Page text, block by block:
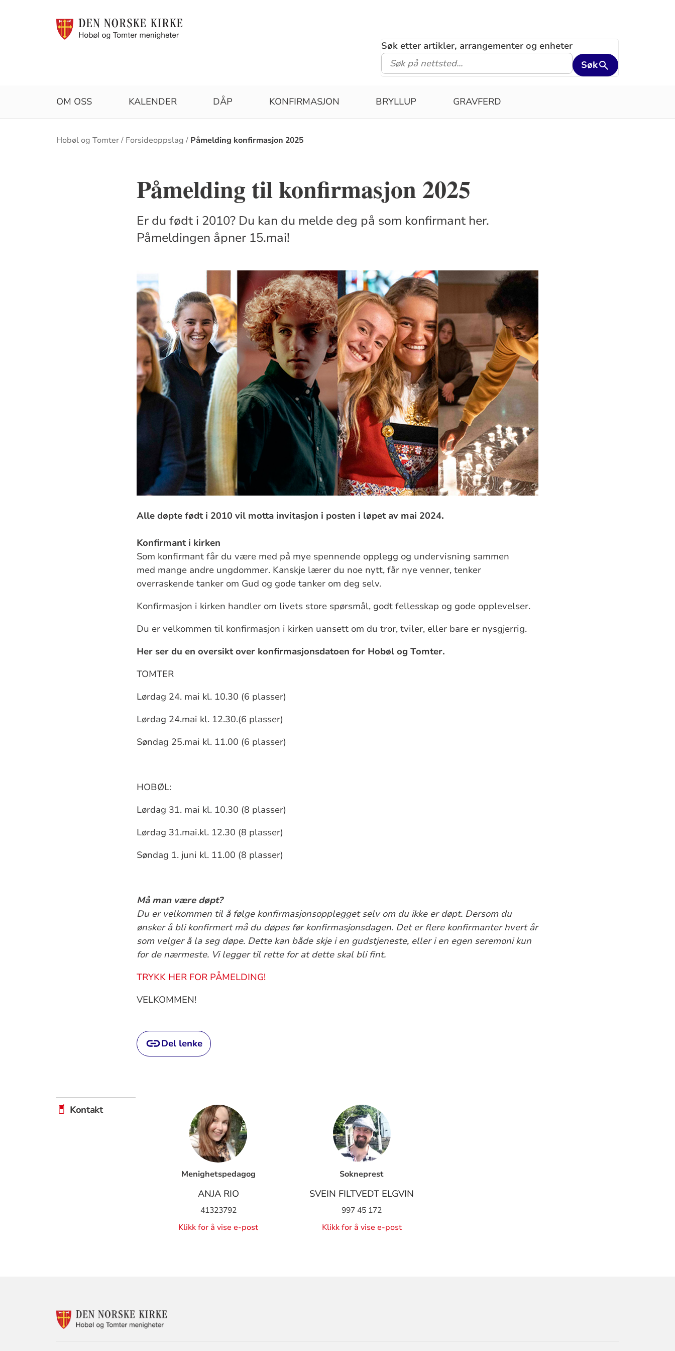
Søk etter artikler, arrangementer og enheter
Søk
OM OSS KALENDER DÅP KONFIRMASJON BRYLLUP GRAVFERD
Brødsmulesti
Hobøl og Tomter Forsideoppslag Påmelding konfirmasjon 2025
Påmelding til konfirmasjon 2025
Er du født i 2010? Du kan du melde deg på som konfirmant her.
Påmeldingen åpner 15.mai!
Alle døpte født i 2010 vil motta invitasjon i posten i løpet av mai 2024.
Konfirmant i kirken
Som konfirmant får du være med på mye spennende opplegg og undervisning sammen
med mange andre ungdommer. Kanskje lærer du noe nytt, får nye venner, tenker
overraskende tanker om Gud og gode tanker om deg selv.
Konfirmasjon i kirken handler om livets store spørsmål, godt fellesskap og gode opplevelser.
Du er velkommen til konfirmasjon i kirken uansett om du tror, tviler, eller bare er nysgjerrig.
Her ser du en oversikt over konfirmasjonsdatoen for Hobøl og Tomter.
TOMTER
Lørdag 24. mai kl. 10.30 (6 plasser)
Lørdag 24.mai kl. 12.30.(6 plasser)
Søndag 25.mai kl. 11.00 (6 plasser)
HOBØL:
Lørdag 31. mai kl. 10.30 (8 plasser)
Lørdag 31.mai.kl. 12.30 (8 plasser)
Søndag 1. juni kl. 11.00 (8 plasser)
Må man være døpt?
Du er velkommen til å følge konfirmasjonsopplegget selv om du ikke er døpt. Dersom du
ønsker å bli konfirmert må du døpes før konfirmasjonsdagen. Det er flere konfirmanter hvert år
som velger å la seg døpe. Dette kan både skje i en gudstjeneste, eller i en egen seremoni kun
for de nærmeste. Vi legger til rette for at dette skal bli fint.
TRYKK HER FOR PÅMELDING!
VELKOMMEN!
Del lenke
Kontakt
Menighetspedagog
ANJA RIO
41323792
Klikk for å vise e-post
Sokneprest
SVEIN FILTVEDT ELGVIN
997 45 172
Klikk for å vise e-post
KONTAKTINFORMASJON